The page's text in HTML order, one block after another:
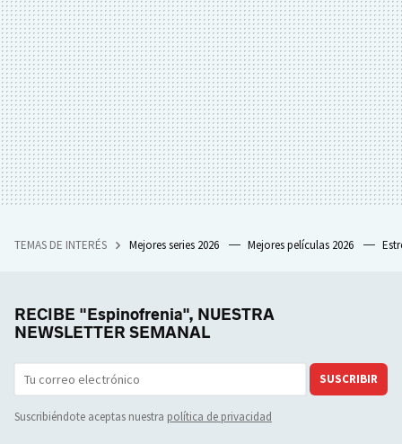
TEMAS DE INTERÉS Mejores series 2026 Mejores películas 2026
RECIBE "Espinofrenia", NUESTRA
NEWSLETTER SEMANAL
SUSCRIBIR
Suscribiéndote aceptas nuestra política de privacidad